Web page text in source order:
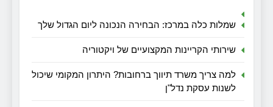
שמלות כלה במרכז: הבחירה הנכונה ליום הגדול שלך
שירותי הקריינות המקצועיים של ויקטוריה
למה צריך משרד תיווך ברחובות? היתרון המקומי שיכול
לשנות עסקת נדל"ן